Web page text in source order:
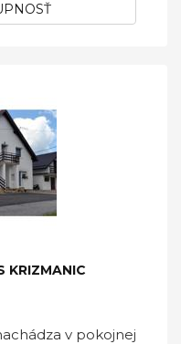
KRIZMANIC
v pokojnej